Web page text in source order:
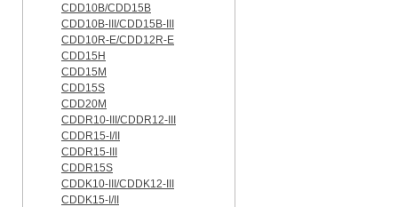
CDD10B/CDD15B
CDD10B-III/CDD15B-III
CDD10R-E/CDD12R-E
CDD15H
CDD15M
CDD15S
CDD20M
CDDR10-III/CDDR12-III
CDDR15-I/II
CDDR15-III
CDDR15S
CDDK10-III/CDDK12-III
CDDK15-I/II